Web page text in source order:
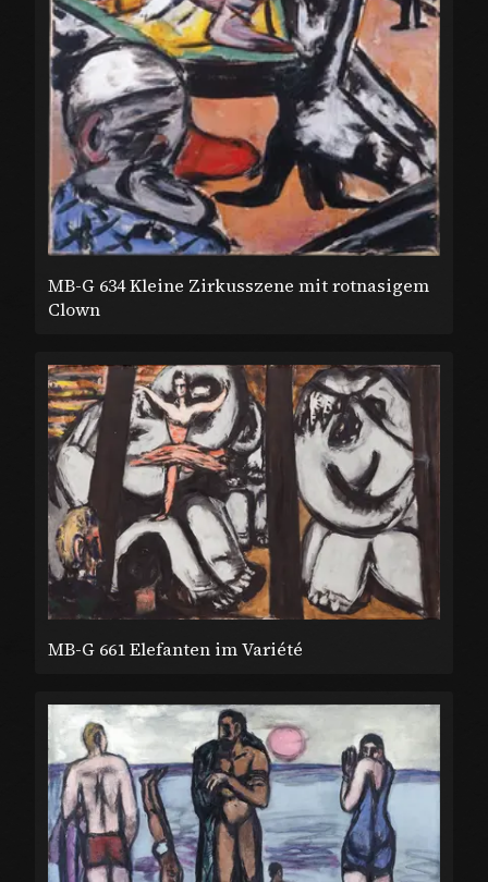
MB-G 634 Kleine Zirkusszene mit rotnasigem
Clown
MB-G 661 Elefanten im Variété